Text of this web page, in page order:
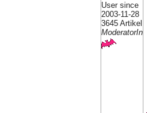
User since
2003-11-28
3645 Artikel
ModeratorIn